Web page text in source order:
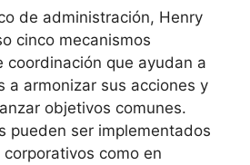
de administración, Henry
cinco mecanismos
coordinación que ayudan a
a armonizar sus acciones y
objetivos comunes.
pueden ser implementados
como en